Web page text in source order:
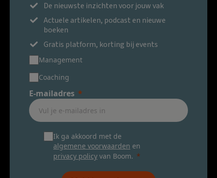
De nieuwste inzichten voor jouw vak
Actuele artikelen, podcast en nieuwe
boeken
Gratis platform, korting bij events
Management
Coaching
E-mailadres
Ik ga akkoord met de
algemene voorwaarden en
privacy policy van Boom.